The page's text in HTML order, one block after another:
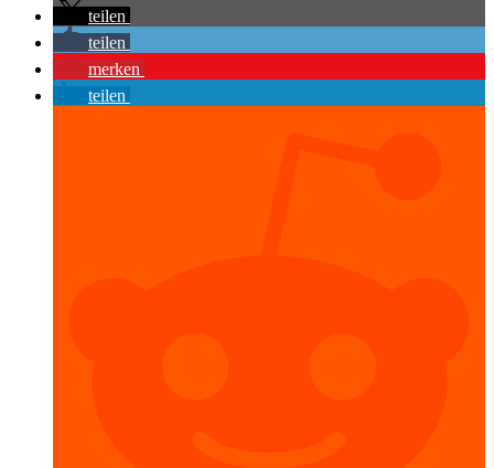
teilen
teilen
merken
teilen